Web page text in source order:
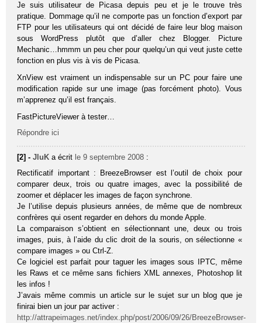
Je suis utilisateur de Picasa depuis peu et je le trouve très
pratique. Dommage qu’il ne comporte pas un fonction d’export par
FTP pour les utilisateurs qui ont décidé de faire leur blog maison
sous WordPress plutôt que d’aller chez Blogger. Picture
Mechanic…hmmm un peu cher pour quelqu’un qui veut juste cette
fonction en plus vis à vis de Picasa.
XnView est vraiment un indispensable sur un PC pour faire une
modification rapide sur une image (pas forcément photo). Vous
m’apprenez qu’il est français.
FastPictureViewer à tester…
Répondre ici
[2] -JluK a écrit le 9 septembre 2008 :
Rectificatif important : BreezeBrowser est l’outil de choix pour
comparer deux, trois ou quatre images, avec la possibilité de
zoomer et déplacer les images de façon synchrone.
Je l’utilise depuis plusieurs années, de même que de nombreux
confrères qui osent regarder en dehors du monde Apple.
La comparaison s’obtient en sélectionnant une, deux ou trois
images, puis, à l’aide du clic droit de la souris, on sélectionne «
compare images » ou Ctrl-Z.
Ce logiciel est parfait pour taguer les images sous IPTC, même
les Raws et ce même sans fichiers XML annexes, Photoshop lit
les infos !
J’avais même commis un article sur le sujet sur un blog que je
finirai bien un jour par activer :
http://attrapeimages.net/index.php/post/2006/09/26/BreezeBrowser-